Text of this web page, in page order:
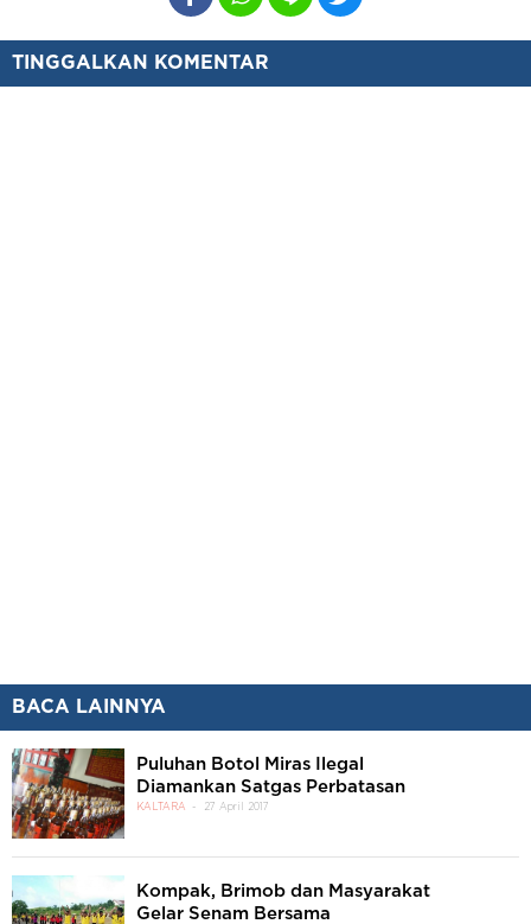
TINGGALKAN KOMENTAR
BACA LAINNYA
Puluhan Botol Miras Ilegal
Diamankan Satgas Perbatasan
KALTARA 27 April 2017
Kompak, Brimob dan Masyarakat
Gelar Senam Bersama